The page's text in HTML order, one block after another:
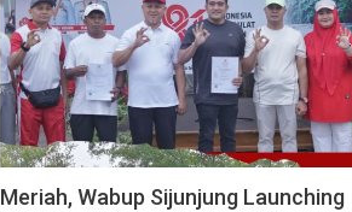
Meriah, Wabup Sijunjung